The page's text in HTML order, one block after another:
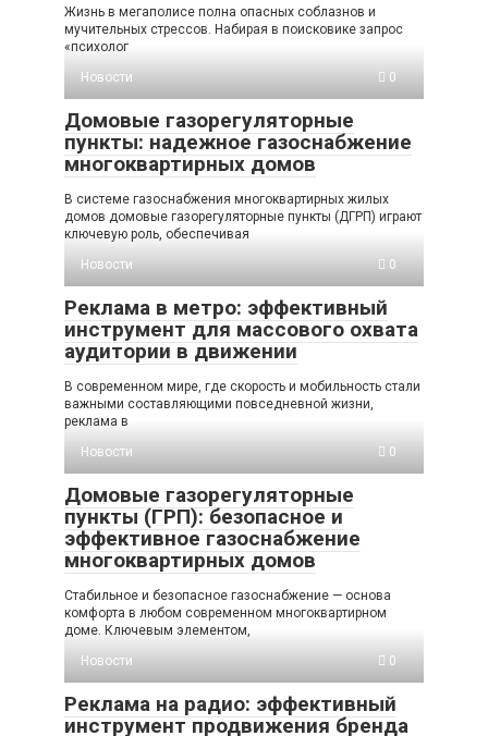
Жизнь в мегаполисе полна опасных соблазнов и
мучительных стрессов. Набирая в поисковике запрос
«психолог
Новости
0
Домовые газорегуляторные
пункты: надежное газоснабжение
многоквартирных домов
В системе газоснабжения многоквартирных жилых
домов домовые газорегуляторные пункты (ДГРП) играют
ключевую роль, обеспечивая
Новости
0
Реклама в метро: эффективный
инструмент для массового охвата
аудитории в движении
В современном мире, где скорость и мобильность стали
важными составляющими повседневной жизни,
реклама в
Новости
0
Домовые газорегуляторные
пункты (ГРП): безопасное и
эффективное газоснабжение
многоквартирных домов
Стабильное и безопасное газоснабжение — основа
комфорта в любом современном многоквартирном
доме. Ключевым элементом,
Новости
0
Реклама на радио: эффективный
инструмент продвижения бренда